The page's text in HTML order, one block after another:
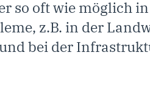
so oft wie möglich
z.B. in der
bei der